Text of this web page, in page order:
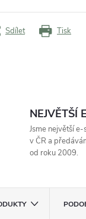
Tisk
Sdílet
NEJVĚTŠÍ
Jsme největší
v ČR a
od roku 2009.